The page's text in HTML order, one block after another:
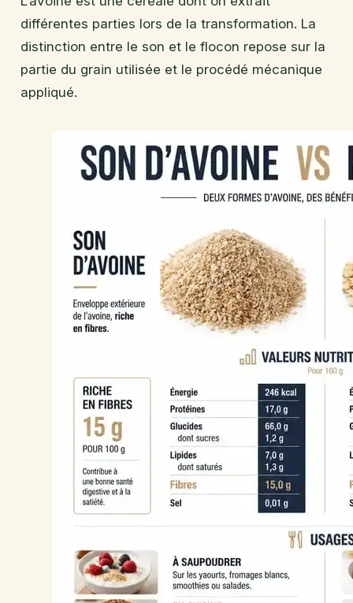
différentes parties lors de la transformation. La
distinction entre le son et le flocon repose sur la
partie du grain utilisée et le procédé mécanique
appliqué.